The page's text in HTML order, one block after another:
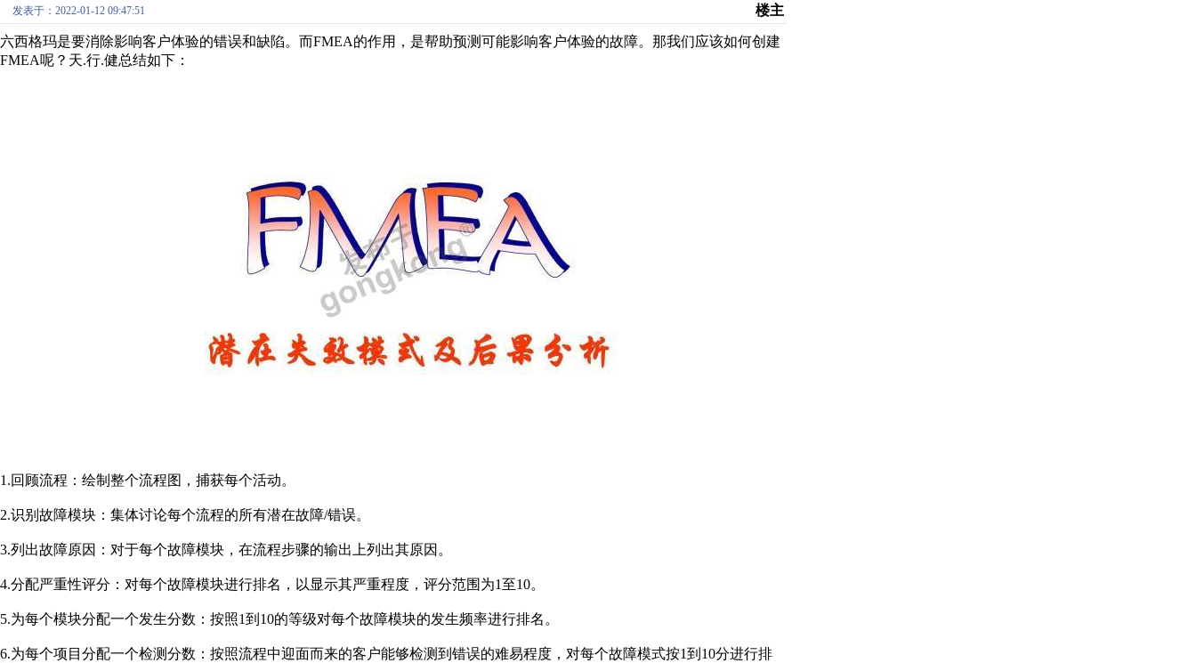
发表于：2022-01-12 09:47:51 楼主
六西格玛是要消除影响客户体验的错误和缺陷。而FMEA的作用，是帮助预测可能影响客户体验的故障。那我们应该如何创建
FMEA呢？天.行.健总结如下：
1.回顾流程：绘制整个流程图，捕获每个活动。
2.识别故障模块：集体讨论每个流程的所有潜在故障/错误。
3.列出故障原因：对于每个故障模块，在流程步骤的输出上列出其原因。
4.分配严重性评分：对每个故障模块进行排名，以显示其严重程度，评分范围为1至10。
5.为每个模块分配一个发生分数：按照1到10的等级对每个故障模块的发生频率进行排名。
6.为每个项目分配一个检测分数：按照流程中迎面而来的客户能够检测到错误的难易程度，对每个故障模式按1到10分进行排